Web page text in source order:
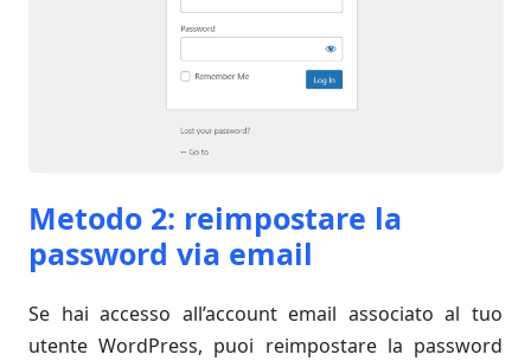
Metodo 2: reimpostare la
password via email
Se hai accesso all’account email associato al tuo
utente WordPress, puoi reimpostare la password